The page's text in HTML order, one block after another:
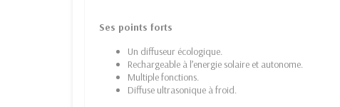
Ses points forts
Un diffuseur écologique.
Rechargeable à l’energie solaire et autonome.
Multiple fonctions.
Diffuse ultrasonique à froid.